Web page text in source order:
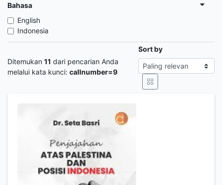
Bahasa
English
Indonesia
Ditemukan 11 dari pencarian Anda
melalui kata kunci: callnumber=9
Sort by